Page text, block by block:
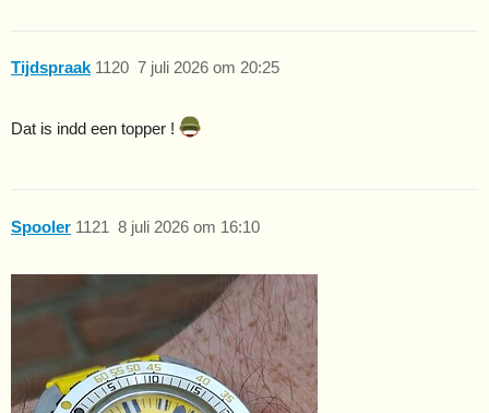
Tijdspraak 7 juli 2026 om 20:25
1120
Dat is indd een topper !
Spooler 8 juli 2026 om 16:10
1121